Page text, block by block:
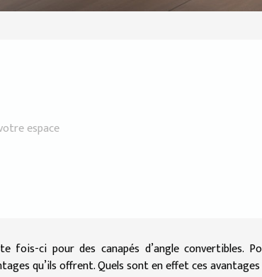
espace
fois-ci pour des canapés d’angle convertibles.
qu’ils offrent. Quels sont en effet ces avantages